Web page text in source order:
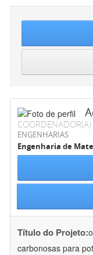
COORDENADOR(A)
ENGENHARIAS
Engenharia de
Título do Projeto:
carbonosas para